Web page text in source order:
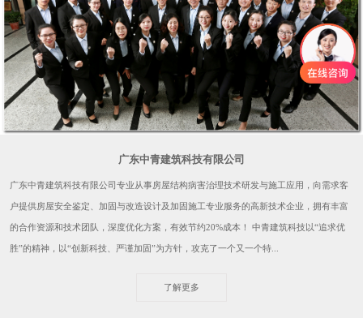
广东中青建筑科技有限公司
广东中青建筑科技有限公司专业从事房屋结构病害治理技术研发与施工应用，向需求客
户提供房屋安全鉴定、加固与改造设计及加固施工专业服务的高新技术企业，拥有丰富
的合作资源和技术团队，深度优化方案，有效节约20%成本！ 中青建筑科技以“追求优
胜”的精神，以“创新科技、严谨加固”为方针，攻克了一个又一个特...
了解更多